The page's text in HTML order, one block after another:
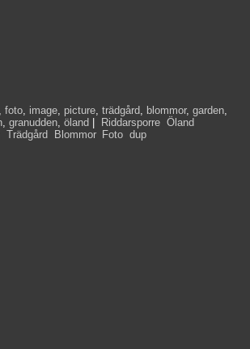
, foto, image, picture, trädgård, blommor, garden,
, granudden, öland Riddarsporre Öland
Trädgård Blommor, Foto dup